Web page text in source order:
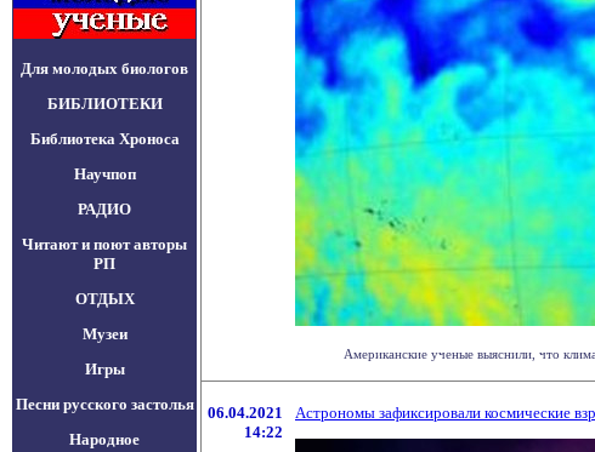
Для молодых биологов
БИБЛИОТЕКИ
Библиотека Хроноса
Научпоп
РАДИО
Читают и поют авторы
РП
ОТДЫХ
Музеи
Игры
Песни русского застолья
Народное
Американские ученые выяснили, что
06.04.2021
14:22
Астрономы зафиксировали космические